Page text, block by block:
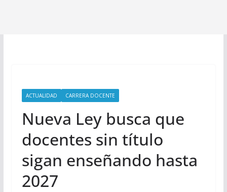
ACTUALIDAD CARRERA DOCENTE
Nueva Ley busca que
docentes sin título
sigan enseñando hasta
2027